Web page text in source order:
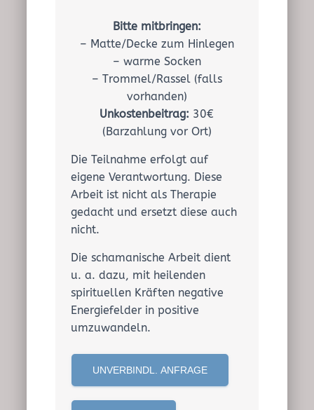
Bitte mitbringen:
– Matte/Decke zum Hinlegen
– warme Socken
– Trommel/Rassel (falls
vorhanden)
Unkostenbeitrag: 30€
(Barzahlung vor Ort)
Die Teilnahme erfolgt auf
eigene Verantwortung. Diese
Arbeit ist nicht als Therapie
gedacht und ersetzt diese auch
nicht.
Die schamanische Arbeit dient
u. a. dazu, mit heilenden
spirituellen Kräften negative
Energiefelder in positive
umzuwandeln.
UNVERBINDL. ANFRAGE